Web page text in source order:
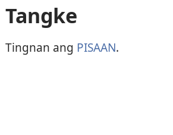
Tangke
Tingnan ang PISAAN.